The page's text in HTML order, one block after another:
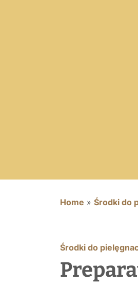
Home » Środki do
Środki do